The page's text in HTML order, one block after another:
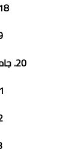
18. جامعة
19.
20. جامعة الإسماعيلية الجديدة الأهلية.
21.
22.
23.